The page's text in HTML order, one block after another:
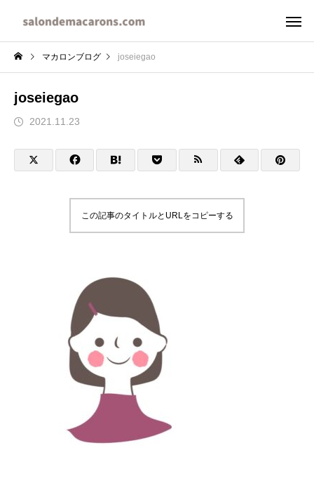
マカロンブログ joseiegao
joseiegao
2021.11.23
この記事のタイトルとURLをコピーする